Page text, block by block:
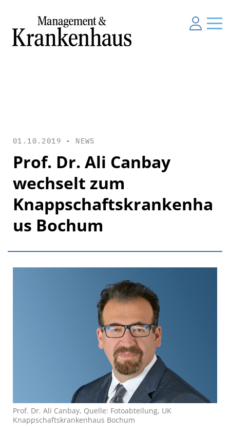
01.10.2019 • NEWS
Prof. Dr. Ali Canbay
wechselt zum
Knappschaftskrankenha
us Bochum
Prof. Dr. Ali Canbay, Quelle: Fotoabteilung, UK
Knappschaftskrankenhaus Bochum